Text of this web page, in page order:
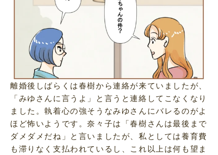
離婚後しばらくは春樹から連絡が来ていましたが、
「みゆさんに言うよ」と言うと連絡してこなくなり
ました。執着心の強そうなみゆさんにバレるのがよ
ほど怖いようです。奈々子は「春樹さんは最後まで
ダメダメだね」と言いましたが、私としては養育費
も滞りなく支払われているし、これ以上は何も望ま